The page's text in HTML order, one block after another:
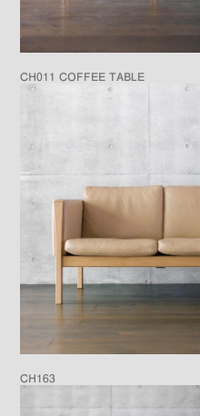
CH011 COFFEE TABLE
CH163